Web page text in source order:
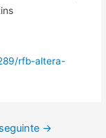
rfb-altera-
→